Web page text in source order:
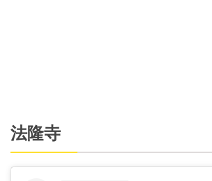
法隆寺